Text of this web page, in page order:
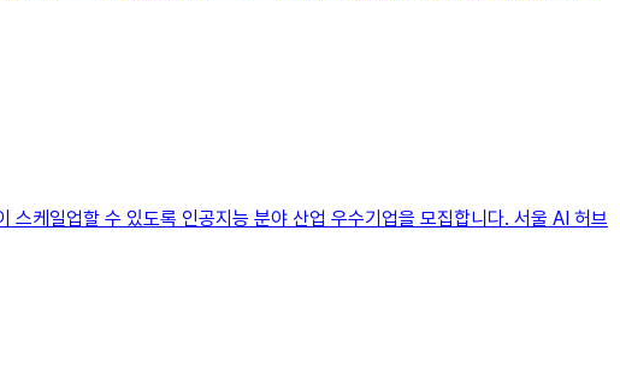
스케일업할 수 있도록 인공지능 분야 산업 우수기업을 모집합니다. 서울 AI 허브